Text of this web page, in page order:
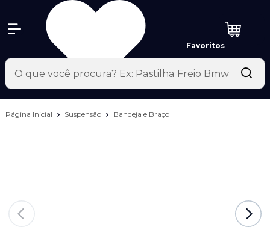
Favoritos
Página Inicial Suspensão Bandeja e Braço